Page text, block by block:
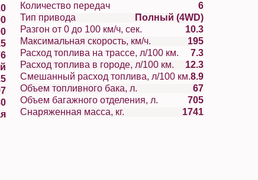
Количество передач
6
Тип привода
Полный (4WD)
Разгон от 0 до 100 км/ч, сек.
10.3
Максимальная скорость, км/ч.
195
Расход топлива на трассе, л/100 км.
7.3
Расход топлива в городе, л/100 км.
12.3
Смешанный расход топлива, л/100 км.8.9
Объем топливного бака, л.
67
Объем багажного отделения, л.
705
Снаряженная масса, кг.
1741